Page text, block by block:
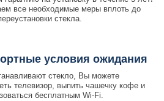
все необходимые меры вплоть до
стекла.
условия ожидания
стекло, Вы можете
телевизор, выпить чашечку кофе и
бесплатным Wi-Fi.